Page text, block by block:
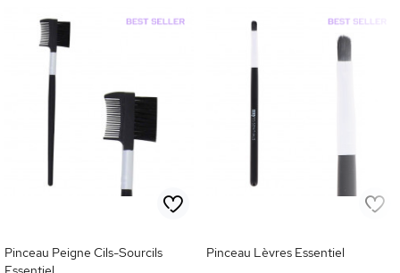
Pinceau Peigne Cils-Sourcils
Pinceau Lèvres Essentiel